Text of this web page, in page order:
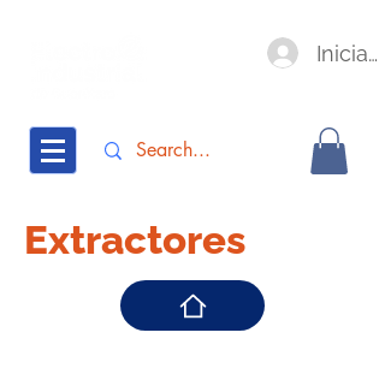
Iniciar
Extractores